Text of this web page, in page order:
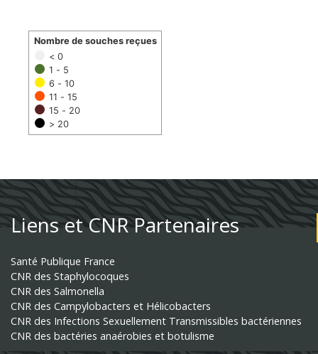
< 0
1 - 5
6 - 10
11 - 15
15 - 20
> 20
Nombre de souches reçues
Liens et CNR Partenaires
Santé Publique France
CNR des Staphylocoques
CNR des Salmonella
CNR des Campylobacters et Hélicobacters
CNR des Infections Sexuellement Transmissibles bactériennes
CNR des bactéries anaérobies et botulisme